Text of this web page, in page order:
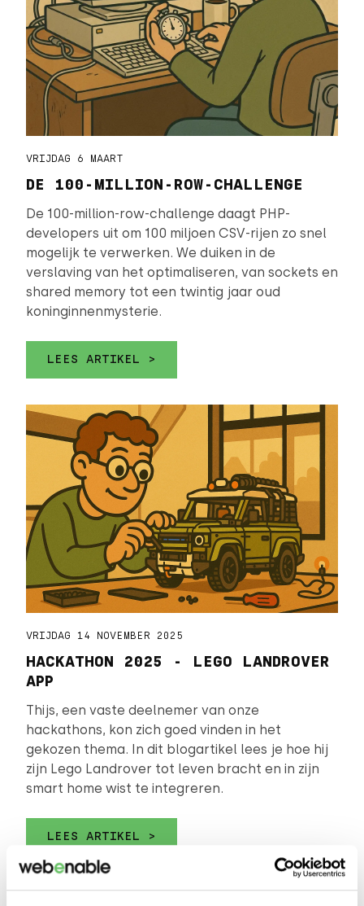
VRIJDAG 6 MAART
DE 100-MILLION-ROW-CHALLENGE
De 100-million-row-challenge daagt PHP-
developers uit om 100 miljoen CSV-rijen zo snel
mogelijk te verwerken. We duiken in de
verslaving van het optimaliseren, van sockets en
shared memory tot een twintig jaar oud
koninginnenmysterie.
LEES ARTIKEL >
VRIJDAG 14 NOVEMBER 2025
HACKATHON 2025 - LEGO LANDROVER
APP
Thijs, een vaste deelnemer van onze
hackathons, kon zich goed vinden in het
gekozen thema. In dit blogartikel lees je hoe hij
zijn Lego Landrover tot leven bracht en in zijn
smart home wist te integreren.
LEES ARTIKEL >